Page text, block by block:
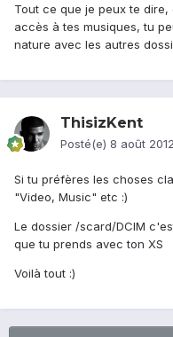
Tout ce que je peux te
accès à tes musiques, tu
nature avec les autres
ThisizKent
Posté(e) 8 août 2012
Si tu préfères les choses
"Video, Music" etc :)
Le dossier /scard/DCIM
que tu prends avec ton XS
Voilà tout :)